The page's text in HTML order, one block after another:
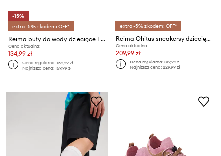
-15%
extra -5% z kodem: OFF*
Reima buty do wody dziecięce Lean UV 50+
Cena aktualna:
134,99 zł
Cena regularna:159,99 zł
Najniższa cena:159,99 zł
extra -5% z kodem: OFF*
Reima Ohitus sneakersy dziecięce
Cena aktualna:
209,99 zł
Cena regularna:319,99 zł
Najniższa cena:229,99 zł